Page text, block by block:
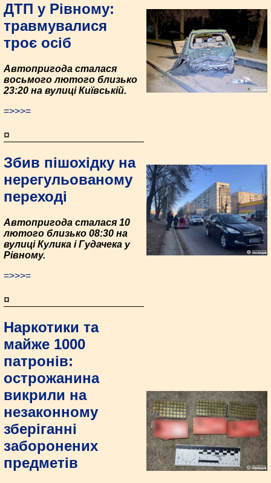
ДТП у Рівному:
травмувалися
троє осіб
Автопригода сталася
восьмого лютого близько
23:20 на вулиці Київській.
=>>>=
¤
Збив пішохідку на
нерегульованому
переході
Автопригода сталася 10
лютого близько 08:30 на
вулиці Кулика і Гудачека у
Рівному.
=>>>=
¤
Наркотики та
майже 1000
патронів:
острожанина
викрили на
незаконному
зберіганні
заборонених
предметів